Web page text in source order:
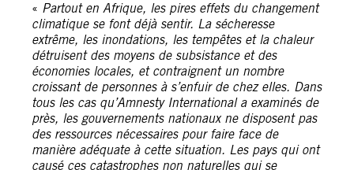
« Partout en Afrique, les pires effets du changement
climatique se font déjà sentir. La sécheresse
extrême, les inondations, les tempêtes et la chaleur
détruisent des moyens de subsistance et des
économies locales, et contraignent un nombre
croissant de personnes à s’enfuir de chez elles. Dans
tous les cas qu’Amnesty International a examinés de
près, les gouvernements nationaux ne disposent pas
des ressources nécessaires pour faire face de
manière adéquate à cette situation. Les pays qui ont
causé ces catastrophes non naturelles qui se